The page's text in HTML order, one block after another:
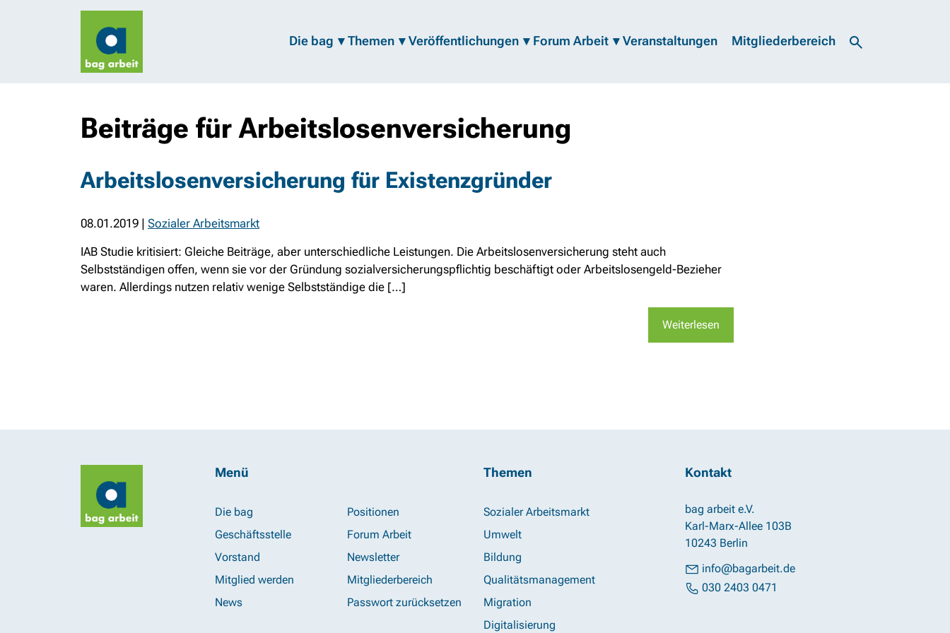
Die bag Themen Veröffentlichungen Forum Arbeit Veranstaltungen Mitgliederbereich
Beiträge für Arbeitslosenversicherung
Arbeitslosenversicherung für Existenzgründer
08.01.2019 | Sozialer Arbeitsmarkt
IAB Studie kritisiert: Gleiche Beiträge, aber unterschiedliche Leistungen. Die Arbeitslosenversicherung steht auch
Selbstständigen offen, wenn sie vor der Gründung sozialversicherungspflichtig beschäftigt oder Arbeitslosengeld-Bezieher
waren. Allerdings nutzen relativ wenige Selbstständige die […]
Weiterlesen
Menü
Die bag
Geschäftsstelle
Vorstand
Mitglied werden
News
Positionen
Forum Arbeit
Newsletter
Mitgliederbereich
Passwort zurücksetzen
Themen
Sozialer Arbeitsmarkt
Umwelt
Bildung
Qualitätsmanagement
Migration
Digitalisierung
Kontakt
bag arbeit e.V.
Karl-Marx-Allee 103B
10243 Berlin
info@bagarbeit.de
030 2403 0471